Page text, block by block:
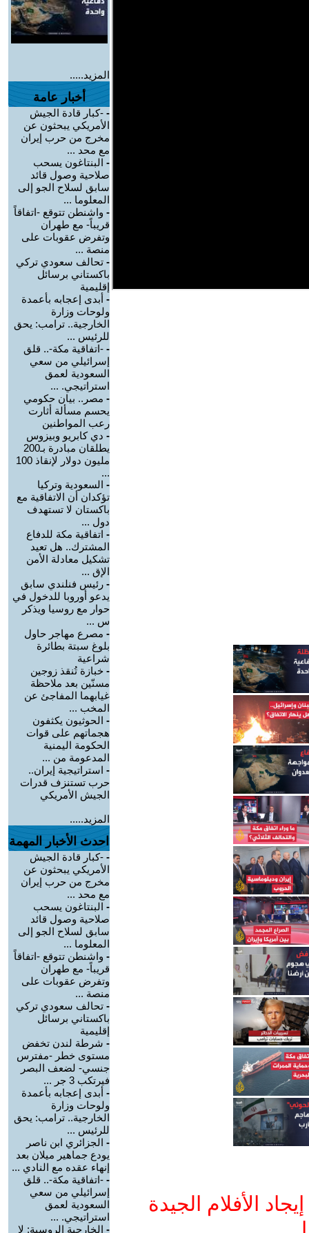
الأفلام الجيدة
المزيد.....
أخبار عامة
- -كبار قادة الجيش
الأمريكي يبحثون عن
مخرج من حرب إيران
مع محد ...
- البنتاغون يسحب
صلاحية وصول قائد
سابق لسلاح الجو إلى
المعلوما ...
- واشنطن تتوقع -اتفاقاً
قريباً- مع طهران
وتفرض عقوبات على
منصة ...
- تحالف سعودي تركي
باكستاني برسائل
إقليمية
- أبدى إعجابه بأعمدة
ولوحات وزارة
الخارجية.. ترامب: يحق
للرئيس ...
- -اتفاقية مكة-.. قلق
إسرائيلي من سعي
السعودية لعمق
استراتيجي. ...
- مصر.. بيان حكومي
يحسم مسألة أثارت
رعب المواطنين
- دي كابريو وبيزوس
يطلقان مبادرة بـ200
مليون دولار لإنقاذ 100
...
- السعودية وتركيا
تؤكدان أن الاتفاقية مع
باكستان لا تستهدف
دول ...
- اتفاقية مكة للدفاع
المشترك.. هل تعيد
تشكيل معادلة الأمن
الإق ...
- رئيس فنلندي سابق
يدعو أوروبا للدخول في
حوار مع روسيا ويذكر
س ...
- مصرع مهاجر حاول
بلوغ سبتة بطائرة
شراعية
- خبازة تُنقذ زوجين
مسنّين بعد ملاحظة
غيابهما المفاجئ عن
المخب ...
- الحوثيون يكثفون
هجماتهم على قوات
الحكومة اليمنية
المدعومة من ...
- استراتيجية إيران..
حرب تستنزف قدرات
الجيش الأمريكي
المزيد.....
احدث الأخبار المهمة
- -كبار قادة الجيش
الأمريكي يبحثون عن
مخرج من حرب إيران
مع محد ...
- البنتاغون يسحب
صلاحية وصول قائد
سابق لسلاح الجو إلى
المعلوما ...
- واشنطن تتوقع -اتفاقاً
قريباً- مع طهران
وتفرض عقوبات على
منصة ...
- تحالف سعودي تركي
باكستاني برسائل
إقليمية
- شرطة لندن تخفض
مستوى خطر -مفترس
جنسي- لضعف البصر
فيرتكب 3 جر ...
- أبدى إعجابه بأعمدة
ولوحات وزارة
الخارجية.. ترامب: يحق
للرئيس ...
- الجزائري ابن ناصر
يودع جماهير ميلان بعد
إنهاء عقده مع النادي ...
- -اتفاقية مكة-.. قلق
إسرائيلي من سعي
السعودية لعمق
استراتيجي. ...
- الخارجية الروسية: لا